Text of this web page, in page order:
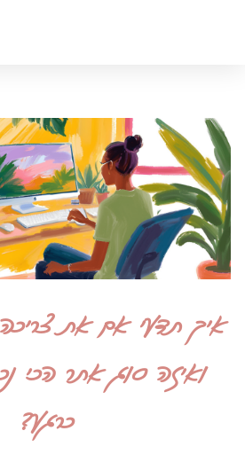
איך תדעי אם את
ואיזה סוג אתר הכי
כרגע?